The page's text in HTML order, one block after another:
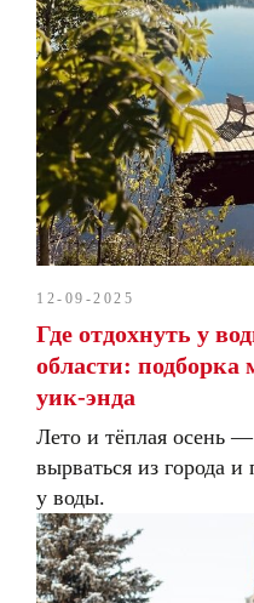
12-09-2025
Где отдохнуть у
области: подборка
уик-энда
Лето и тёплая осень
вырваться из города
у воды.